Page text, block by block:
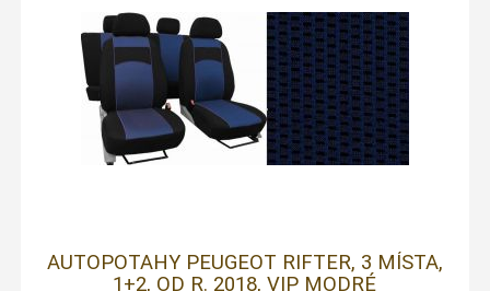
AUTOPOTAHY PEUGEOT RIFTER, 3 MÍSTA,
1+2, OD R. 2018, VIP MODRÉ